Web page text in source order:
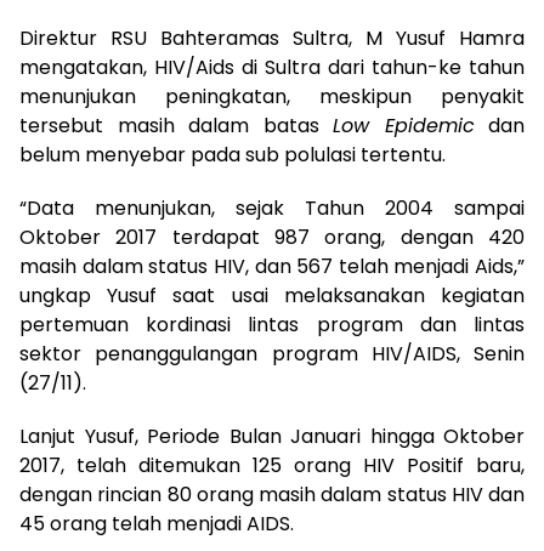
Direktur RSU Bahteramas Sultra, M Yusuf Hamra
mengatakan, HIV/Aids di Sultra dari tahun-ke tahun
menunjukan peningkatan, meskipun penyakit
tersebut masih dalam batas Low Epidemicdan
belum menyebar pada sub polulasi tertentu.
“Data menunjukan, sejak Tahun 2004 sampai
Oktober 2017 terdapat 987 orang, dengan 420
masih dalam status HIV, dan 567 telah menjadi Aids,”
ungkap Yusuf saat usai melaksanakan kegiatan
pertemuan kordinasi lintas program dan lintas
sektor penanggulangan program HIV/AIDS, Senin
(27/11).
Lanjut Yusuf, Periode Bulan Januari hingga Oktober
2017, telah ditemukan 125 orang HIV Positif baru,
dengan rincian 80 orang masih dalam status HIV dan
45 orang telah menjadi AIDS.